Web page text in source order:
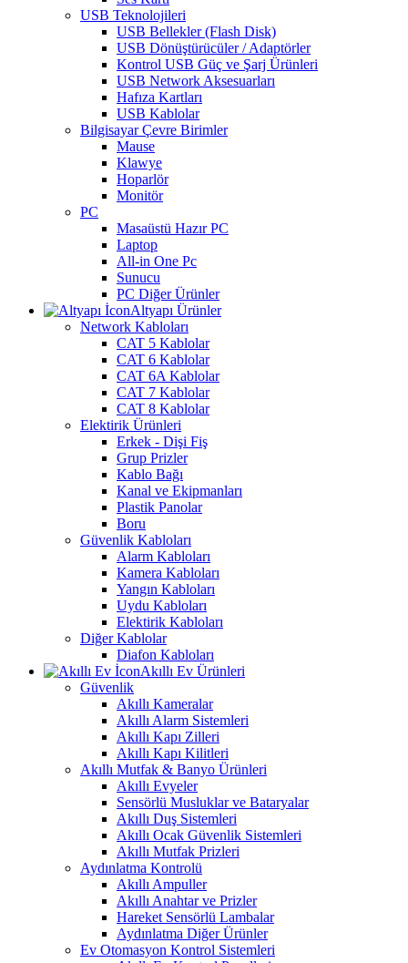
USB Teknolojileri
USB Bellekler (Flash Disk)
USB Dönüştürücüler / Adaptörler
Kontrol USB Güç ve Şarj Ürünleri
USB Network Aksesuarları
Hafıza Kartları
USB Kablolar
Bilgisayar Çevre Birimler
Mause
Klawye
Hoparlör
Monitör
PC
Masaüstü Hazır PC
Laptop
All-in One Pc
Sunucu
PC Diğer Ürünler
Altyapı Ürünler
Network Kabloları
CAT 5 Kablolar
CAT 6 Kablolar
CAT 6A Kablolar
CAT 7 Kablolar
CAT 8 Kablolar
Elektirik Ürünleri
Erkek - Dişi Fiş
Grup Prizler
Kablo Bağı
Kanal ve Ekipmanları
Plastik Panolar
Boru
Güvenlik Kabloları
Alarm Kabloları
Kamera Kabloları
Yangın Kabloları
Uydu Kabloları
Elektirik Kabloları
Diğer Kablolar
Diafon Kabloları
Akıllı Ev Ürünleri
Güvenlik
Akıllı Kameralar
Akıllı Alarm Sistemleri
Akıllı Kapı Zilleri
Akıllı Kapı Kilitleri
Akıllı Mutfak & Banyo Ürünleri
Akıllı Evyeler
Sensörlü Musluklar ve Bataryalar
Akıllı Duş Sistemleri
Akıllı Ocak Güvenlik Sistemleri
Akıllı Mutfak Prizleri
Aydınlatma Kontrolü
Akıllı Ampuller
Akıllı Anahtar ve Prizler
Hareket Sensörlü Lambalar
Aydınlatma Diğer Ürünler
Ev Otomasyon Kontrol Sistemleri